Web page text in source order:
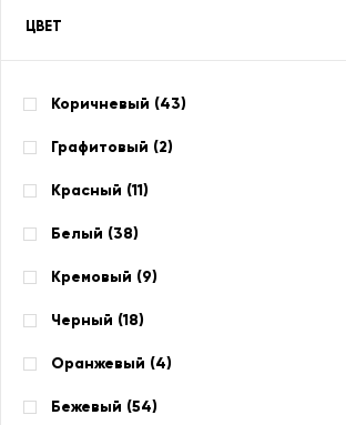
ЦВЕТ
Коричневый (43)
Графитовый (2)
Красный (11)
Белый (38)
Кремовый (9)
Черный (18)
Оранжевый (4)
Бежевый (54)